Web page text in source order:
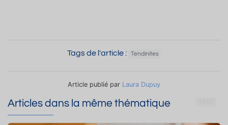
Tags de l'article : Tendinites
Article publié par Laura Dupuy
Articles dans la même thématique